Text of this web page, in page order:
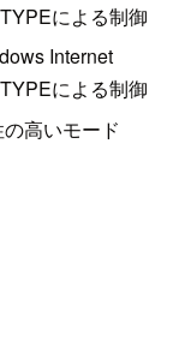
による制御
Internet
による制御
高いモード